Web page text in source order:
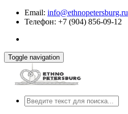
Email: info@ethnopetersburg.ru
Телефон: +7 (904) 856-09-12
Toggle navigation